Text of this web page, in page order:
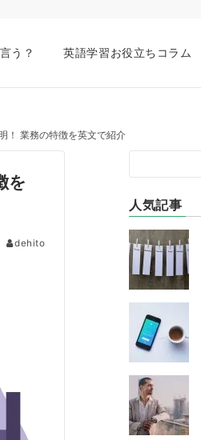
う？ 英語学習お役立ちコラム
！ 業務の特徴を英文で紹介
を
dehito
人気記事